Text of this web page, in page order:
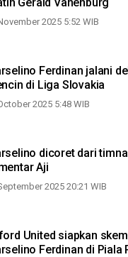
2025 5:52 WIB
Ferdinan jalani
di Liga Slovakia
2025 5:48 WIB
dicoret dari
Aji
2025 20:21 WIB
United siapkan
Ferdinan di Piala